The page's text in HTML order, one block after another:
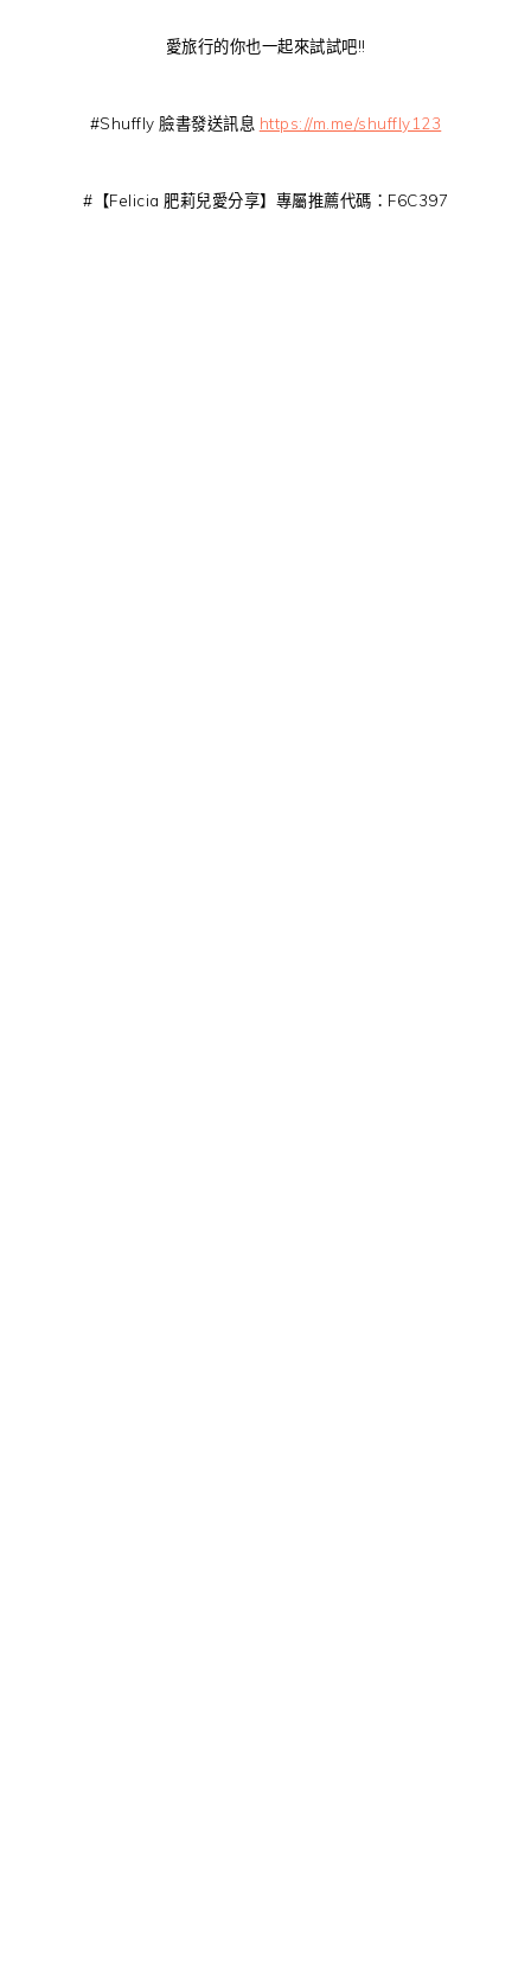
愛旅行的你也一起來試試吧!!
#Shuffly 臉書發送訊息 https://m.me/shuffly123
#【Felicia 肥莉兒愛分享】專屬推薦代碼：F6C397